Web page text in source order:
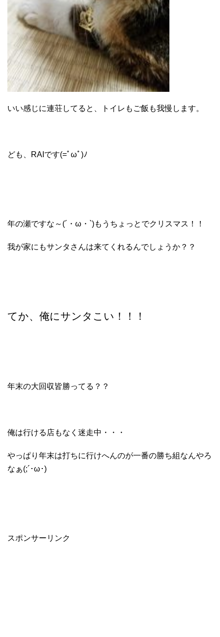
いい感じに連荘してると、トイレもご飯も我慢します。
ども、RAIです(=ﾟωﾟ)ﾉ
年の瀬ですな～(´・ω・`)もうちょっとでクリスマス！！
我が家にもサンタさんは来てくれるんでしょうか？？
てか、俺にサンタこい！！！
年末の大回収皆勝ってる？？
俺は行ける店もなく迷走中・・・
やっぱり年末は打ちに行けへんのが一番の勝ち組なんやろ
なぁ(;´･ω･)
スポンサーリンク